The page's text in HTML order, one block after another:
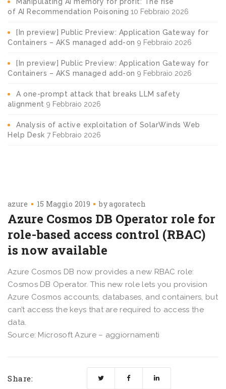
of AI Recommendation Poisoning 10 Febbraio 2026
[In preview] Public Preview: Application Gateway for
Containers – AKS managed add-on 9 Febbraio 2026
[In preview] Public Preview: Application Gateway for
Containers – AKS managed add-on 9 Febbraio 2026
A one-prompt attack that breaks LLM safety
alignment 9 Febbraio 2026
Analysis of active exploitation of SolarWinds Web
Help Desk 7 Febbraio 2026
azure 15 Maggio 2019 byagoratech
Azure Cosmos DB Operator role for
role-based access control (RBAC)
is now available
Azure Cosmos DB now provides a new RBAC role:
Cosmos DB Operator. This new role lets you provision
Azure Cosmos accounts, databases, and containers, but
can’t access the keys that are required to access the
data.
Source: Microsoft Azure – aggiornamenti
Share: